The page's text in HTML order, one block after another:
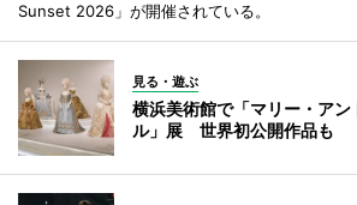
Sunset 2026」が開催されている。
見る・遊ぶ
横浜美術館で「マリー・アン
ル」展 世界初公開作品も